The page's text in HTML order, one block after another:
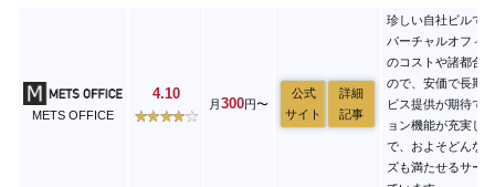
METS OFFICE
4.10
月300円〜
公式
サイト
詳細
記事
珍しい自社ビルで
バーチャルオフィ
のコストや諸都合
ので、安価で長期
ビス提供が期待で
ョン機能が充実し
で、およそどんな
ズも満たせるサー